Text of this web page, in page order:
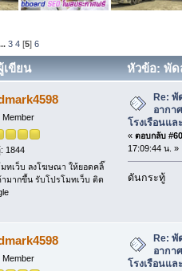
3 4 [5]6
เขียน
หัวข้อ: พัด
บโรงเรือนและอุตสาหกรรม (อ่าน
Member
1844
ทเว็บ ลงโฆษณา ให้ยอดคลิ๊
มากขึ้น รับโปรโมทเว็บ ติด
Re:
อากา
โรงเรือนแ
« ตอบกลับ
17:09:44 น. »
ดันกระทู้
Member
Re:
อากา
โรงเรือนแ